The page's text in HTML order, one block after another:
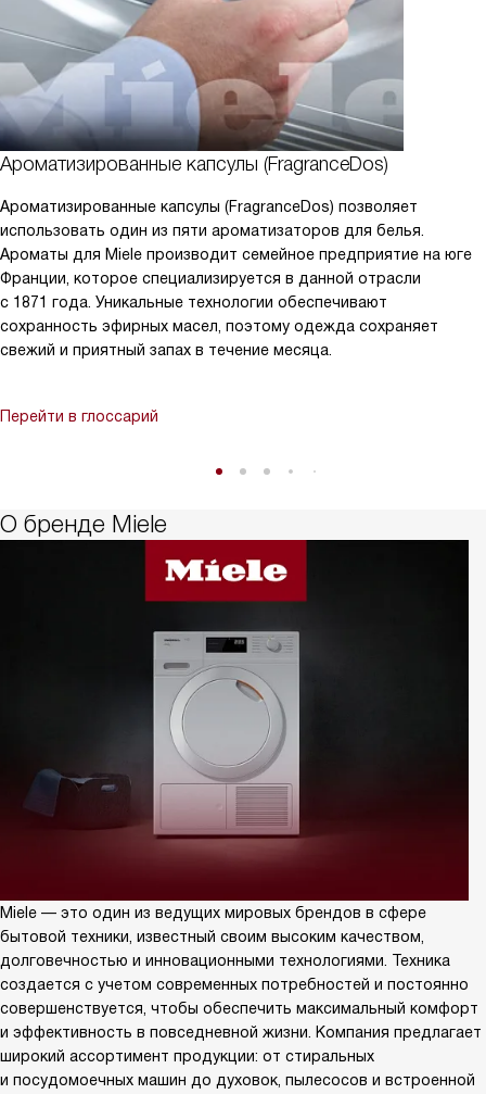
Ароматизированные капсулы (FragranceDos)
Ароматизированные капсулы (FragranceDos) позволяет
использовать один из пяти ароматизаторов для белья.
Ароматы для Miele производит семейное предприятие на юге
Франции, которое специализируется в данной отрасли
с 1871 года. Уникальные технологии обеспечивают
сохранность эфирных масел, поэтому одежда сохраняет
свежий и приятный запах в течение месяца.
Перейти в глоссарий
О бренде Miele
Miele — это один из ведущих мировых брендов в сфере
бытовой техники, известный своим высоким качеством,
долговечностью и инновационными технологиями. Техника
создается с учетом современных потребностей и постоянно
совершенствуется, чтобы обеспечить максимальный комфорт
и эффективность в повседневной жизни. Компания предлагает
широкий ассортимент продукции: от стиральных
и посудомоечных машин до духовок, пылесосов и встроенной